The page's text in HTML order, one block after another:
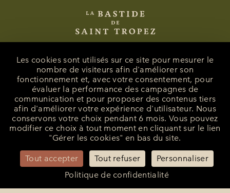
La Bastide de Saint-Tropez
25 Route des Carles
83990 - Saint-Tropez
+33 (0)4 94 55 82 55
reception@bastidesaint-tropez.com
Contact Presse :philippine@latelierrp.com
Les cookies sont utilisés sur ce site pour mesurer le
nombre de visiteurs afin d'améliorer son
fonctionnement et, avec votre consentement, pour
évaluer la performance des campagnes de
communication et pour proposer des contenus tiers
afin d'améliorer votre expérience d'utilisateur. Nous
conservons votre choix pendant 6 mois. Vous pouvez
modifier ce choix à tout moment en cliquant sur le lien
"Gérer les cookies" en bas du site.
Tout accepter Tout refuser
Personnaliser
Politique de confidentialité